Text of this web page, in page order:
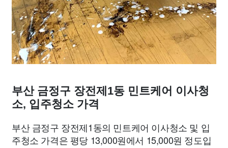
부산 금정구 장전제1동 민트케어 이사청
소, 입주청소 가격
부산 금정구 장전제1동의 민트케어 이사청소 및 입
주청소 가격은 평당 13,000원에서 15,000원 정도입